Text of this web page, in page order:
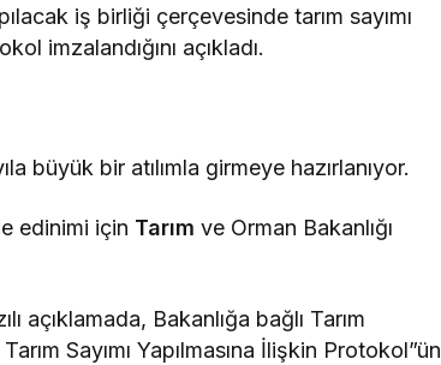
iş birliği çerçevesinde tarım sayımı
imzalandığını açıkladı.
büyük bir atılımla girmeye hazırlanıyor.
edinimi için Tarım ve Orman Bakanlığı
açıklamada, Bakanlığa bağlı Tarım
Sayımı Yapılmasına İlişkin Protokol”ün